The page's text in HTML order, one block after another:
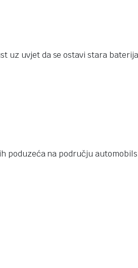
uz uvjet da se ostavi stara
poduzeća na području